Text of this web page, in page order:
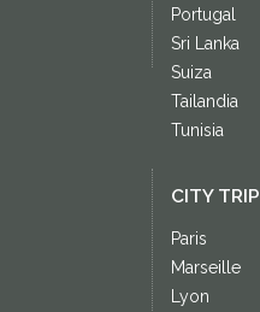
Portugal
Sri Lanka
Suiza
Tailandia
Tunisia
CITY TRIP
Paris
Marseille
Lyon